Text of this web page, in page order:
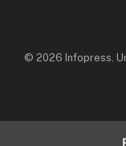
© 2026 Infopress.